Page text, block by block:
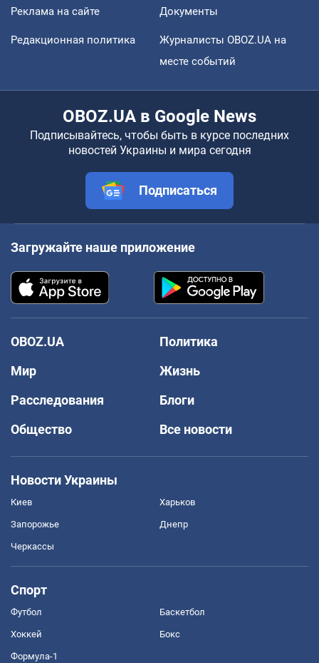
Реклама на сайте Документы
Редакционная политика
Журналисты OBOZ.UA на
месте событий
OBOZ.UA в Google News
Подписывайтесь, чтобы быть в курсе последних
новостей Украины и мира сегодня
Подписаться
Загружайте наше приложение
OBOZ.UA
Политика
Мир
Жизнь
Расследования
Блоги
Общество
Все новости
Новости Украины
Киев Харьков
Запорожье Днепр
Черкассы
Спорт
Футбол Баскетбол
Хоккей Бокс
Формула-1